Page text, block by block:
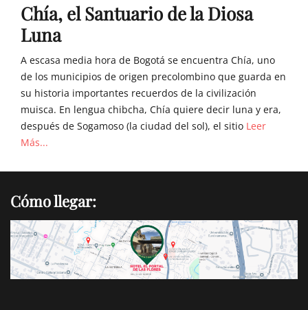
Chía, el Santuario de la Diosa
Luna
A escasa media hora de Bogotá se encuentra Chía, uno
de los municipios de origen precolombino que guarda en
su historia importantes recuerdos de la civilización
muisca. En lengua chibcha, Chía quiere decir luna y era,
después de Sogamoso (la ciudad del sol), el sitio Leer
Más...
Cómo llegar: